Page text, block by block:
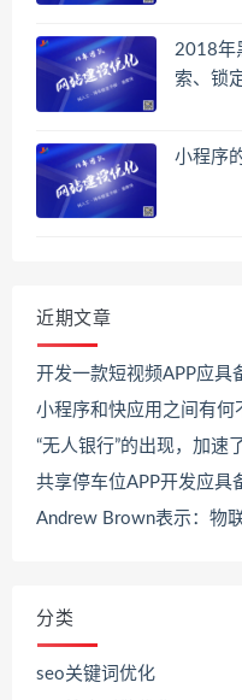
2018年
索、锁
小程序
近期文章
开发一款短视频APP应具
小程序和快应用之间有何
“无人银行”的出现，加速
共享停车位APP开发应具
Andrew Brown表示：物
分类
seo关键词优化